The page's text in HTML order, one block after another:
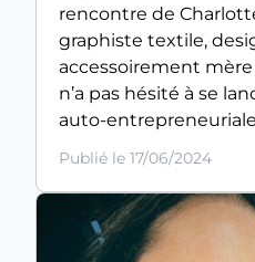
rencontre de
graphiste textile,
accessoirement
n’a pas hésité à se
auto-
Publié le 17/06/2024